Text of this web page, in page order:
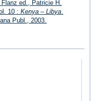
ed., Patricie H.
10 :Kenya – Libya.
Publ., 2003.